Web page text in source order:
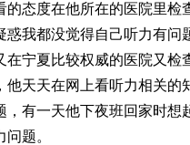
态度在他所在的医院里检
我都没觉得自己听力有问
宁夏比较权威的医院又检
天天在网上看听力相关的
有一天他下夜班回家时想
题。